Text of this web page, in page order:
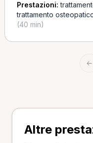
Prestazioni:
trattamento
(40 min)
←
Altre